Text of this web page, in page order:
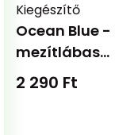
Kiegészítő
Ocean Blue -
mezítlábas
talpbetét
gyerekeknek
2 290 Ft